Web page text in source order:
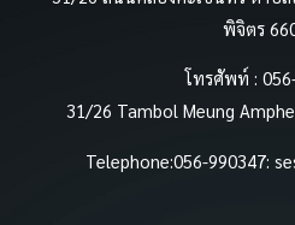
พิจิตร
โทรศัพท์ :
31/26 Tambol Meung
Telephone:056-990347: